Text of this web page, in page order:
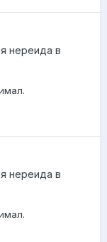
нереида в
нереида в